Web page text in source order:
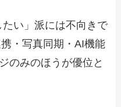
たい」派には不向きで
・写真同期・AI機能
のみのほうが優位と